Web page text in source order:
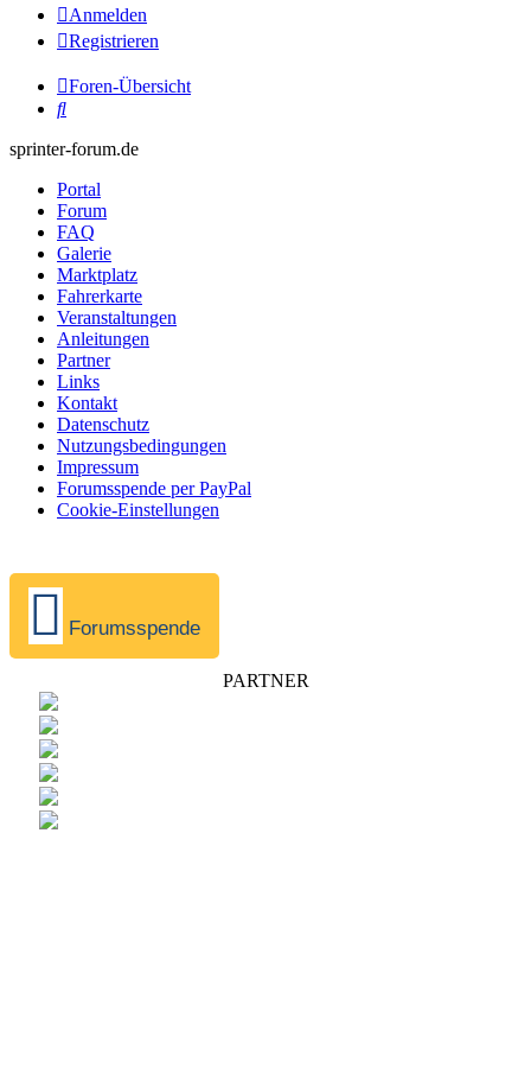
Anmelden
Registrieren
Foren-Übersicht
Suche
sprinter-forum.de
Portal
Forum
FAQ
Galerie
Marktplatz
Fahrerkarte
Veranstaltungen
Anleitungen
Partner
Links
Kontakt
Datenschutz
Nutzungsbedingungen
Impressum
Forumsspende per PayPal
Cookie-Einstellungen
Forumsspende
PARTNER